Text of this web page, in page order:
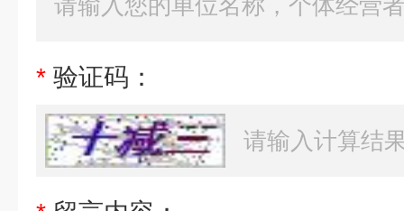
* 验证码：